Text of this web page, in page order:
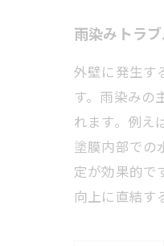
雨染みトラ
外壁に発生す
す。雨染みの
れます。例え
塗膜内部での
定が効果的で
向上に直結す